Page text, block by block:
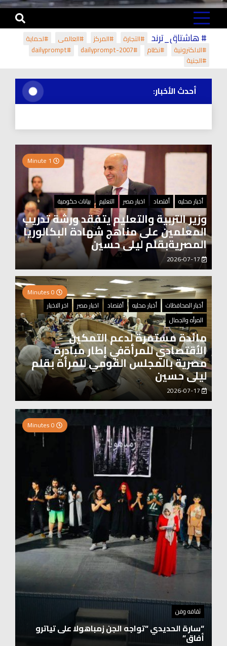
# هاشتاق_ترند #التجارة #المركز #العالمي
#لحماية
#الالكترونية
#نظام #dailyprompt-2007
#dailyprompt
#الجنية
أحدث الأخبار:
أخبار محليه أقتصاد اخبار مصر التعليم بيانات حكومية
وزير التربية والتعليم يتفقد ورشة تدريب
المعلمين على مناهج شهادة البكالوريا
المصريةبقلم ليلى حسين
أخبار المحافظات
أخبار محليه أقتصاد اخبار مصر
اخر الاخبار
المرأه والجمال
مائدة مستمرة لدعم التمكين
الأقتصادي للمرأةفي إطار مبادرة
مصرية بالمجلس القومي للمرأة بقلم
ليلى حسين
2026-07-17
توك شو
حفيد الشيخ محمد صالح بن كلوت شيخ رحالة
عابروالربع الخالى.. مرافقو مبارك بن لندن يتكلمون
يزور هويداعطا في بيتها ومؤسستها